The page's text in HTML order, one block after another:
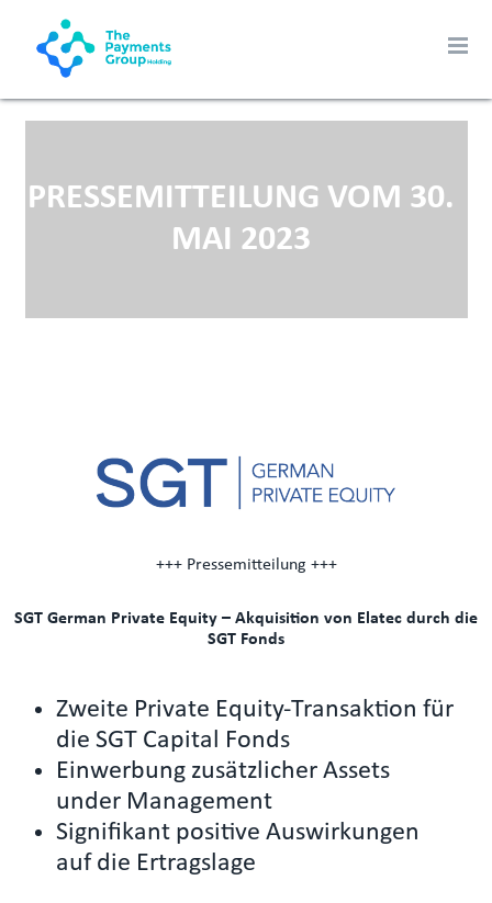
PRESSEMITTEILUNG VOM 30.
MAI 2023
+++ Pressemitteilung +++
SGT German Private Equity – Akquisition von Elatec durch die
SGT Fonds
Zweite Private Equity-Transaktion für
die SGT Capital Fonds
Einwerbung zusätzlicher Assets
under Management
Signifikant positive Auswirkungen
auf die Ertragslage